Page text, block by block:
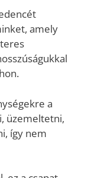
amely
a
üzemeltetni,
így nem